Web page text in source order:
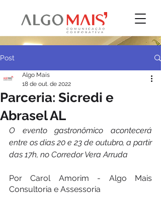
Post
Parceria: Sicredi e
Abrasel AL
Algo Mais
18 de out. de 2022
O evento gastronômico acontecerá
entre os dias 20 e 23 de outubro, a partir
das 17h, no Corredor Vera Arruda
Por Carol Amorim - Algo Mais
Consultoria e Assessoria